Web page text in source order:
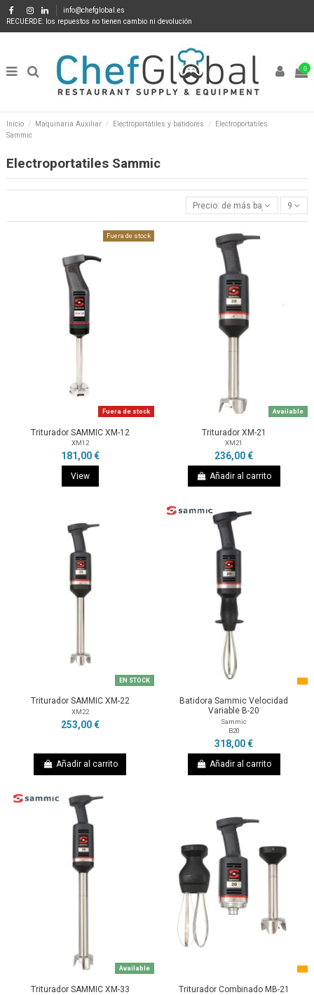
info@chefglobal.es
RECUERDE: los repuestos no tienen cambio ni devolución
0
Inicio Maquinaria Auxiliar Electroportátiles y batidores
Electroportatiles
Sammic
Electroportatiles Sammic
Precio: de más bajo a más alto
9
Fuera de stock
Fuera de stock
Triturador SAMMIC XM-12
XM12
181,00 €
View
Available
Triturador XM-21
XM21
236,00 €
Añadir al carrito
EN STOCK
Triturador SAMMIC XM-22
XM22
253,00 €
Añadir al carrito
Batidora Sammic Velocidad
Variable B-20
Sammic
B20
318,00 €
Añadir al carrito
Available
Triturador SAMMIC XM-33 Triturador Combinado MB-21